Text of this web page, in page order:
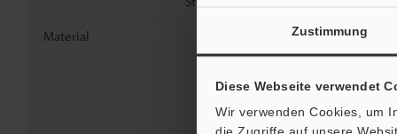
Zustimmung
Diese Webseite verwendet
Wir verwenden Cookies, um
die Zugriffe auf unsere
Material
Gehäuse
M8-Stecker